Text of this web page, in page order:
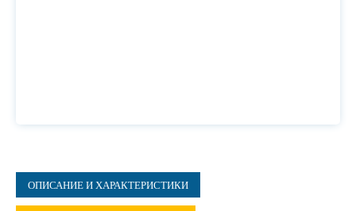
ОПИСАНИЕ И ХАРАКТЕРИСТИКИ